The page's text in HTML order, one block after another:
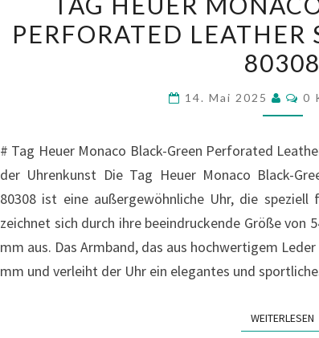
DIAL
PERFORATED
80308
14. Mai 2025 0
# Tag Heuer Monaco Black-Green Perforated
der Uhrenkunst Die Tag Heuer Monaco Black-
80308 ist eine außergewöhnliche Uhr, die
zeichnet sich durch ihre beeindruckende Größe von
mm aus. Das Armband, das aus hochwertigem
mm und verleiht der Uhr ein elegantes und
WEITERLESEN